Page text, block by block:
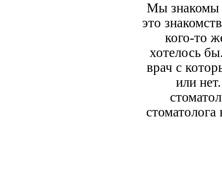
Мы знакомы
это
кого-то
хотелось
врач с
или